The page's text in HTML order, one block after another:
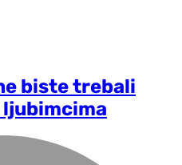
biste trebali